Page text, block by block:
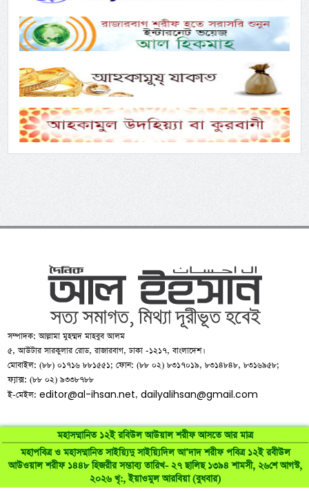
মহাসম্মানিত ১২ই রবিউল আউয়াল শরীফ আসতে আর মাত্র
মহাপবিত্র ও মহাসম্মানিত সাইয়্যিদু সাইয়্যিদিল আ’দাদ শরীফ পবিত্র ১২ই রবীউল
আউওয়াল শরীফ ১৪৪৮ হিজরীর সম্ভাব্য তারিখ- ২৭ ছালিছ ১৩৯৪ শামসী, ২৬শে আগস্ট,
২০২৬ খৃ:, ইয়াওমুল আরবিয়া (বুধবার)
সম্পাদক: আল্লামা মুহম্মদ মাহবুব আলম
৫, আউটার সারকুলার রোড, রাজারবাগ, ঢাকা -১২১৭, বাংলাদেশ।
মোবাইল: (৮৮) ০১৭১৬ ৮৮১৫৫১; ফোন: (৮৮ ০২) ৮৩১৭০১৯, ৮৩১৪৮৪৮, ৮৩১৬৯৫৮;
ফ্যাক্স: (৮৮ ০২) ৯৩৩৮৭৮৮
ই-মেইল:editor@al-ihsan.net,dailyalihsan@gmail.com
©al-ihsan.net2007-2026. All Rights Reserved | Developed by:
RAAJRANI Technologies